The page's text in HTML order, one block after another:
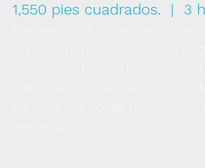
1,550 pies cuadrados. | 3